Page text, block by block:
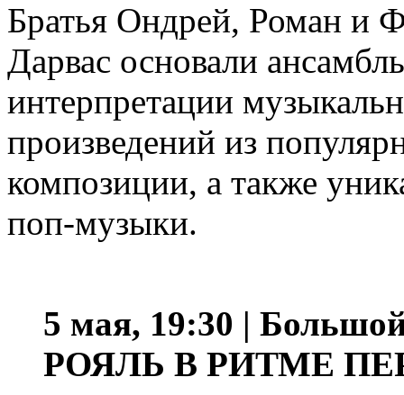
Братья Ондрей, Роман и
Дарвас основали
интерпретации
произведений из
композиции, а также
поп-музыки.
5 мая, 19:30 |
РОЯЛЬ В РИТМЕ